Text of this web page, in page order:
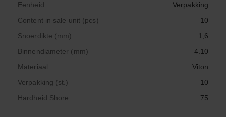
Eenheid
Verpakking
Content in sale unit (pcs)
10
Snoerdikte (mm)
1,6
Binnendiameter (mm)
4.10
Materiaal
Viton
Verpakking (st.)
10
Hardheid Shore
75